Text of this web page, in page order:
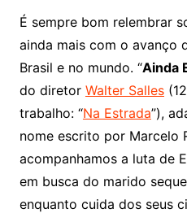
É sempre bom relembrar
ainda mais com o avanço
Brasil e no mundo. “Ainda
do diretor Walter Salles
trabalho: “Na Estrada”),
nome escrito por Marcelo
acompanhamos a luta de
em busca do marido
enquanto cuida dos seus